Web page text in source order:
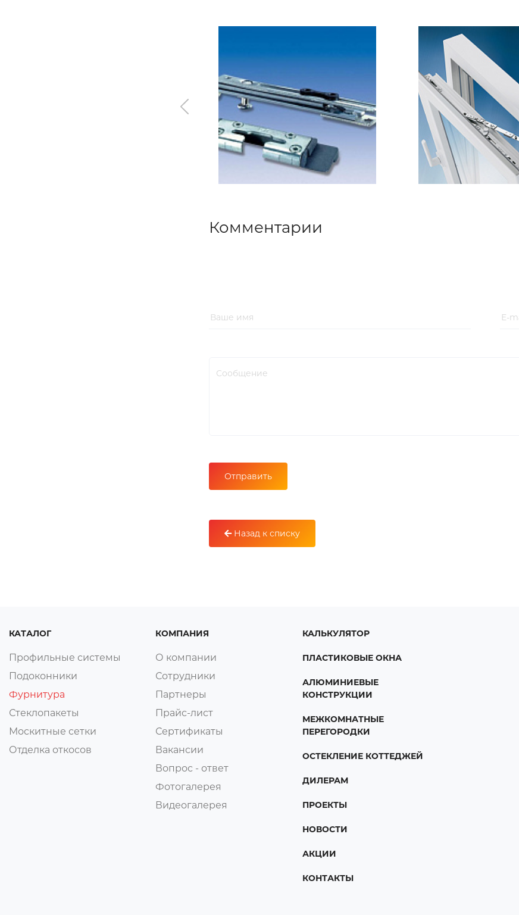
Комментарии
Назад к списку
КАТАЛОГ
Профильные системы
Подоконники
Фурнитура
Стеклопакеты
Москитные сетки
Отделка откосов
КОМПАНИЯ
О компании
Сотрудники
Партнеры
Прайс-лист
Сертификаты
Вакансии
Вопрос - ответ
Фотогалерея
Видеогалерея
КАЛЬКУЛЯТОР
ПЛАСТИКОВЫЕ ОКНА
АЛЮМИНИЕВЫЕ
КОНСТРУКЦИИ
МЕЖКОМНАТНЫЕ
ПЕРЕГОРОДКИ
ОСТЕКЛЕНИЕ КОТТЕДЖЕЙ
ДИЛЕРАМ
ПРОЕКТЫ
НОВОСТИ
АКЦИИ
КОНТАКТЫ